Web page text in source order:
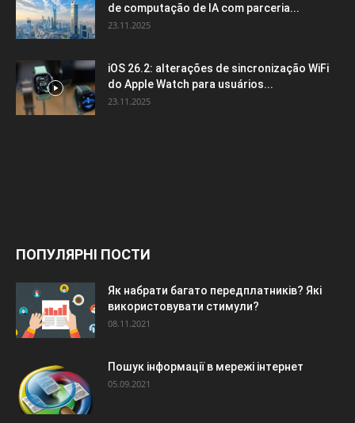
de computação de IA com parceria...
23.11.2025
iOS 26.2: alterações de sincronização WiFi
do Apple Watch para usuários...
23.11.2025
ПОПУЛЯРНІ ПОСТИ
Як набрати багато передплатників? Які
використовувати стимули?
08.11.2021
Пошук інформації в мережі інтернет
05.09.2021